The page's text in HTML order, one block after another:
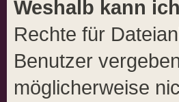
Weshalb kann
Rechte für
Benutzer
möglicherweise